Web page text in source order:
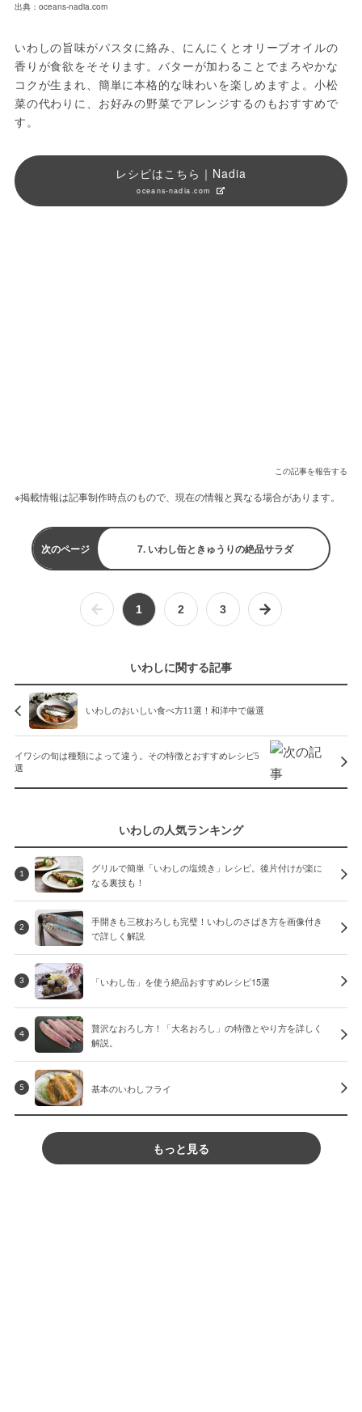
出典：oceans-nadia.com
いわしの旨味がパスタに絡み、にんにくとオリーブオイルの
香りが食欲をそそります。バターが加わることでまろやかな
コクが生まれ、簡単に本格的な味わいを楽しめますよ。小松
菜の代わりに、お好みの野菜でアレンジするのもおすすめで
す。
レシピはこちら｜Nadia
oceans-nadia.com
この記事を報告する
※掲載情報は記事制作時点のもので、現在の情報と異なる場合があります。
次のページ 7. いわし缶ときゅうりの絶品サラダ
1 2 3
いわしに関する記事
いわしのおいしい食べ方11選！和洋中で厳選
イワシの旬は種類によって違う。その特徴とおすすめレシピ5
選
いわしの人気ランキング
1
グリルで簡単「いわしの塩焼き」レシピ。後片付けが楽に
なる裏技も！
2
手開きも三枚おろしも完璧！いわしのさばき方を画像付き
で詳しく解説
3 「いわし缶」を使う絶品おすすめレシピ15選
4
贅沢なおろし方！「大名おろし」の特徴とやり方を詳しく
解説。
5 基本のいわしフライ
もっと見る